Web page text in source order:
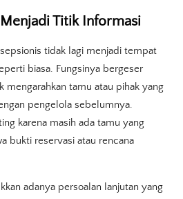
Titik Informasi
tidak lagi menjadi tempat
biasa. Fungsinya bergeser
mengarahkan tamu atau pihak yang
pengelola sebelumnya.
karena masih ada tamu yang
bukti reservasi atau rencana
adanya persoalan lanjutan yang